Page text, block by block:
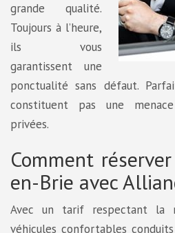
grande qualité.
Toujours à l’heure,
ils vous
garantissent une
ponctualité sans défaut.
constituent pas une
privées.
Comment
en-Brie avec
Avec un tarif respectant la
véhicules confortables